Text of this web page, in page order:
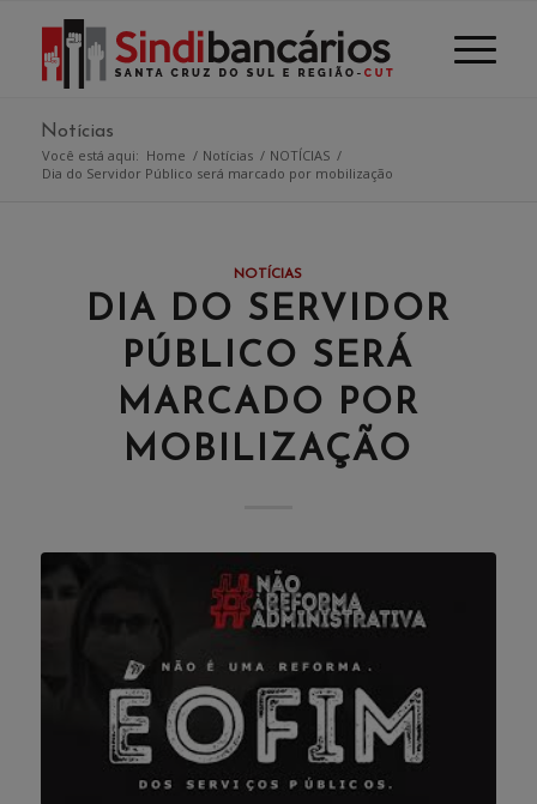
Notícias
Você está aqui: Home / Notícias / NOTÍCIAS /
Dia do Servidor Público será marcado por mobilização
NOTÍCIAS
DIA DO SERVIDOR
PÚBLICO SERÁ
MARCADO POR
MOBILIZAÇÃO